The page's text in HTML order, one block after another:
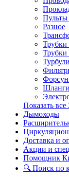
Пульты
Разное
Трубки
Трубки
Показать
Дымоходы
Доставка и
Акции и
Помощник
🔍 Поиск по